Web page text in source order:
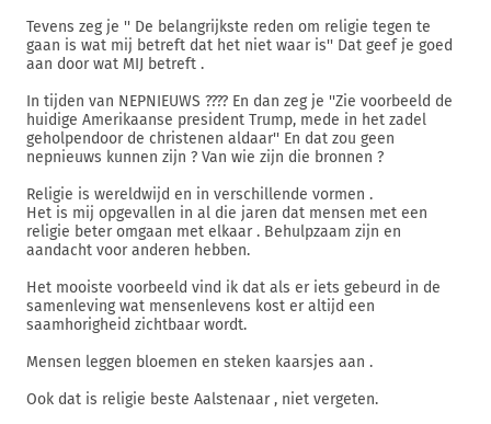
Tevens zeg je '' De belangrijkste reden om religie tegen te
gaan is wat mij betreft dat het niet waar is'' Dat geef je goed
aan door wat MIJ betreft .
In tijden van NEPNIEUWS ???? En dan zeg je ''Zie voorbeeld de
huidige Amerikaanse president Trump, mede in het zadel
geholpendoor de christenen aldaar'' En dat zou geen
nepnieuws kunnen zijn ? Van wie zijn die bronnen ?
Religie is wereldwijd en in verschillende vormen .
Het is mij opgevallen in al die jaren dat mensen met een
religie beter omgaan met elkaar . Behulpzaam zijn en
aandacht voor anderen hebben.
Het mooiste voorbeeld vind ik dat als er iets gebeurd in de
samenleving wat mensenlevens kost er altijd een
saamhorigheid zichtbaar wordt.
Mensen leggen bloemen en steken kaarsjes aan .
Ook dat is religie beste Aalstenaar , niet vergeten.